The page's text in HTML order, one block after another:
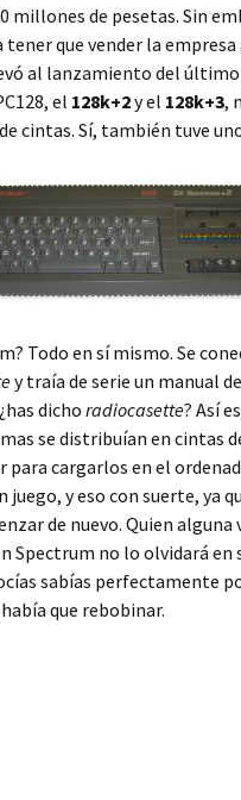
millones de pesetas. Sin
tener que vender la
al lanzamiento del
el 128k+2y el 128k+3,
cintas. Sí, también tuve
Todo en sí mismo. Se
y traía de serie un manual
dicho radiocasette? Así
se distribuían en cintas
cargarlos en el
juego, y eso con suerte, ya
de nuevo. Quien
Spectrum no lo olvidará en
sabías perfectamente
que rebobinar.